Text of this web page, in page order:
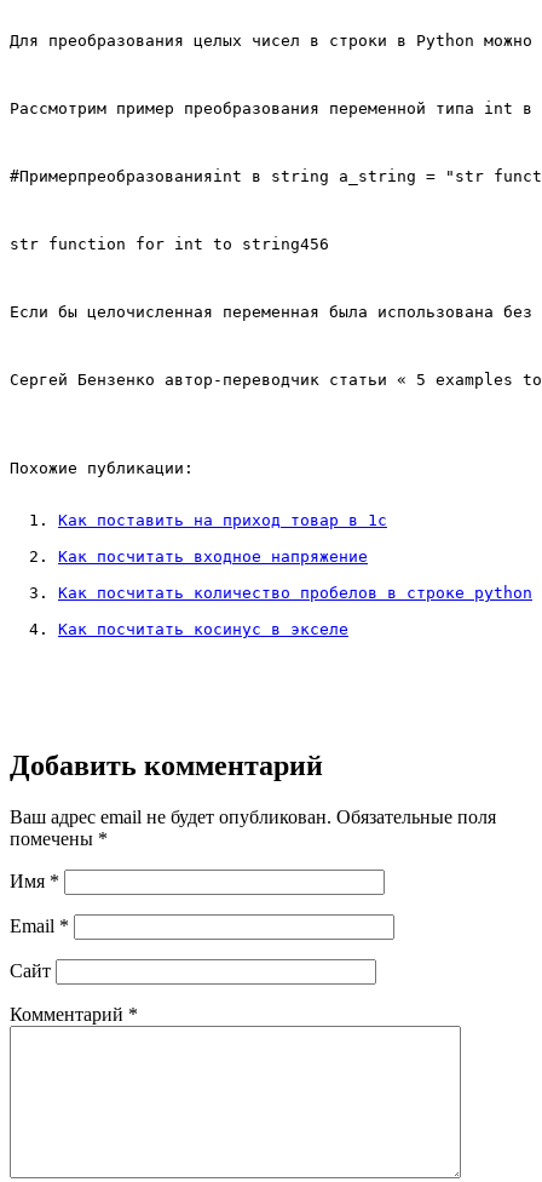
Для преобразования целых чисел в строки в Python
Рассмотрим пример преобразования переменной типа int
#Примерпреобразованияint в string a_string = "str
str function for int to string456
Если бы целочисленная переменная была использована
Сергей Бензенко автор-переводчик статьи « 5
Похожие публикации:
Как поставить на приход товар в 1с
Как посчитать входное напряжение
Как посчитать количество пробелов в строке python
Как посчитать косинус в экселе
Добавить комментарий
Ваш адрес email не будет опубликован. Обязательные поля
помечены *
Имя *
Email *
Сайт
Комментарий *